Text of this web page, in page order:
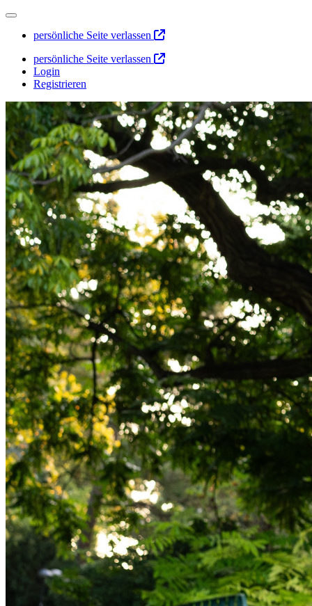
persönliche Seite verlassen
persönliche Seite verlassen
Login
Registrieren